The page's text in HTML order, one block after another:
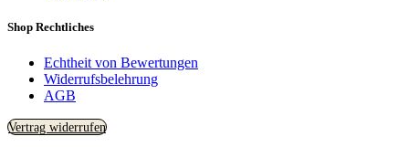
Shop Rechtliches
Echtheit von Bewertungen
Widerrufsbelehrung
AGB
Vertrag widerrufen